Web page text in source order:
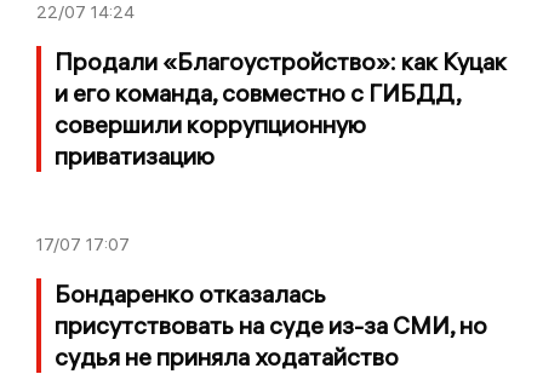
22/07 14:24
Продали «Благоустройство»: как Куцак
и его команда, совместно с ГИБДД,
совершили коррупционную
приватизацию
17/07 17:07
Бондаренко отказалась
присутствовать на суде из-за СМИ, но
судья не приняла ходатайство